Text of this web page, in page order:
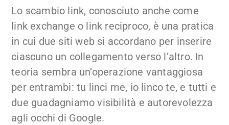
Lo scambio link, conosciuto anche come
link exchange o link reciproco, è una pratica
in cui due siti web si accordano per inserire
ciascuno un collegamento verso l’altro. In
teoria sembra un’operazione vantaggiosa
per entrambi: tu linci me, io linco te, e tutti e
due guadagniamo visibilità e autorevolezza
agli occhi di Google.